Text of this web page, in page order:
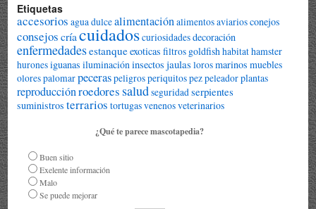
Etiquetas
accesorios agua dulcealimentaciónalimentosaviariosconejos
consejos cría cuidadoscuriosidadesdecoración
enfermedadesestanqueexoticas filtros goldfish habitathamster
huronesiguanas iluminación insectos jaulas lorosmarinos muebles
olorespalomarpeceraspeligrosperiquitospez peleadorplantas
reproducciónroedores saludseguridad serpientes
suministros terrarios tortugasvenenosveterinarios
¿Qué te parece mascotapedia?
Buen sitio
Exelente información
Malo
Se puede mejorar